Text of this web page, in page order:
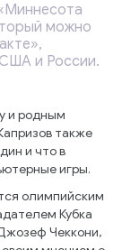
можно
и России.
и родным
также
и что в
игры.
олимпийским
Кубка
Чеккони,